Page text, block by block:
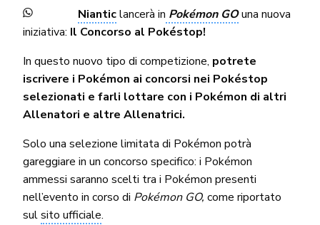
Nianticlancerà in Pokémon GOuna nuova
iniziativa: Il Concorso al Pokéstop!
In questo nuovo tipo di competizione, potrete
iscrivere i Pokémon ai concorsi nei Pokéstop
selezionati e farli lottare con i Pokémon di altri
Allenatori e altre Allenatrici.
Solo una selezione limitata di Pokémon potrà
gareggiare in un concorso specifico: i Pokémon
ammessi saranno scelti tra i Pokémon presenti
nell’evento in corso di Pokémon GO, come riportato
sulsito ufficiale.